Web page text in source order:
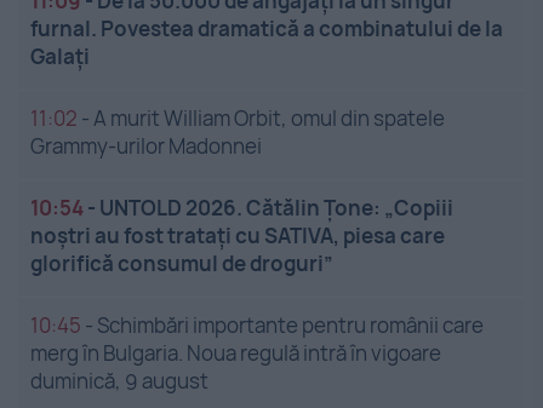
furnal. Povestea dramatică a combinatului de la
Galați
11:02 -A murit William Orbit, omul din spatele
Grammy-urilor Madonnei
10:54- UNTOLD 2026. Cătălin Țone: „Copiii
noștri au fost tratați cu SATIVA, piesa care
glorifică consumul de droguri”
10:45 - Schimbări importante pentru românii care
merg în Bulgaria. Noua regulă intră în vigoare
duminică, 9 august